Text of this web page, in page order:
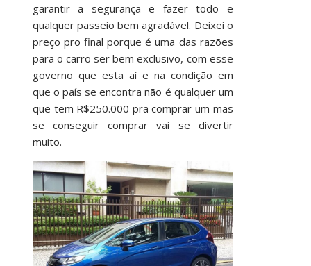
garantir a segurança e fazer todo e
qualquer passeio bem agradável. Deixei o
preço pro final porque é uma das razões
para o carro ser bem exclusivo, com esse
governo que esta aí e na condição em
que o país se encontra não é qualquer um
que tem R$250.000 pra comprar um mas
se conseguir comprar vai se divertir
muito.